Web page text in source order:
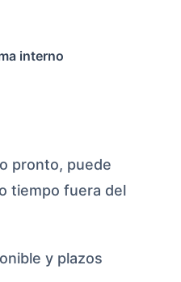
interno
pronto, puede
tiempo fuera del
y plazos